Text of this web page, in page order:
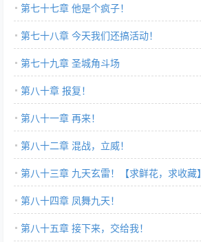
第七十七章 他是个疯子！
第七十八章 今天我们还搞活动！
第七十九章 圣城角斗场
第八十章 报复！
第八十一章 再来！
第八十二章 混战，立威！
第八十三章 九天玄雷！【求鲜花，求收藏】
第八十四章 凤舞九天！
第八十五章 接下来，交给我！